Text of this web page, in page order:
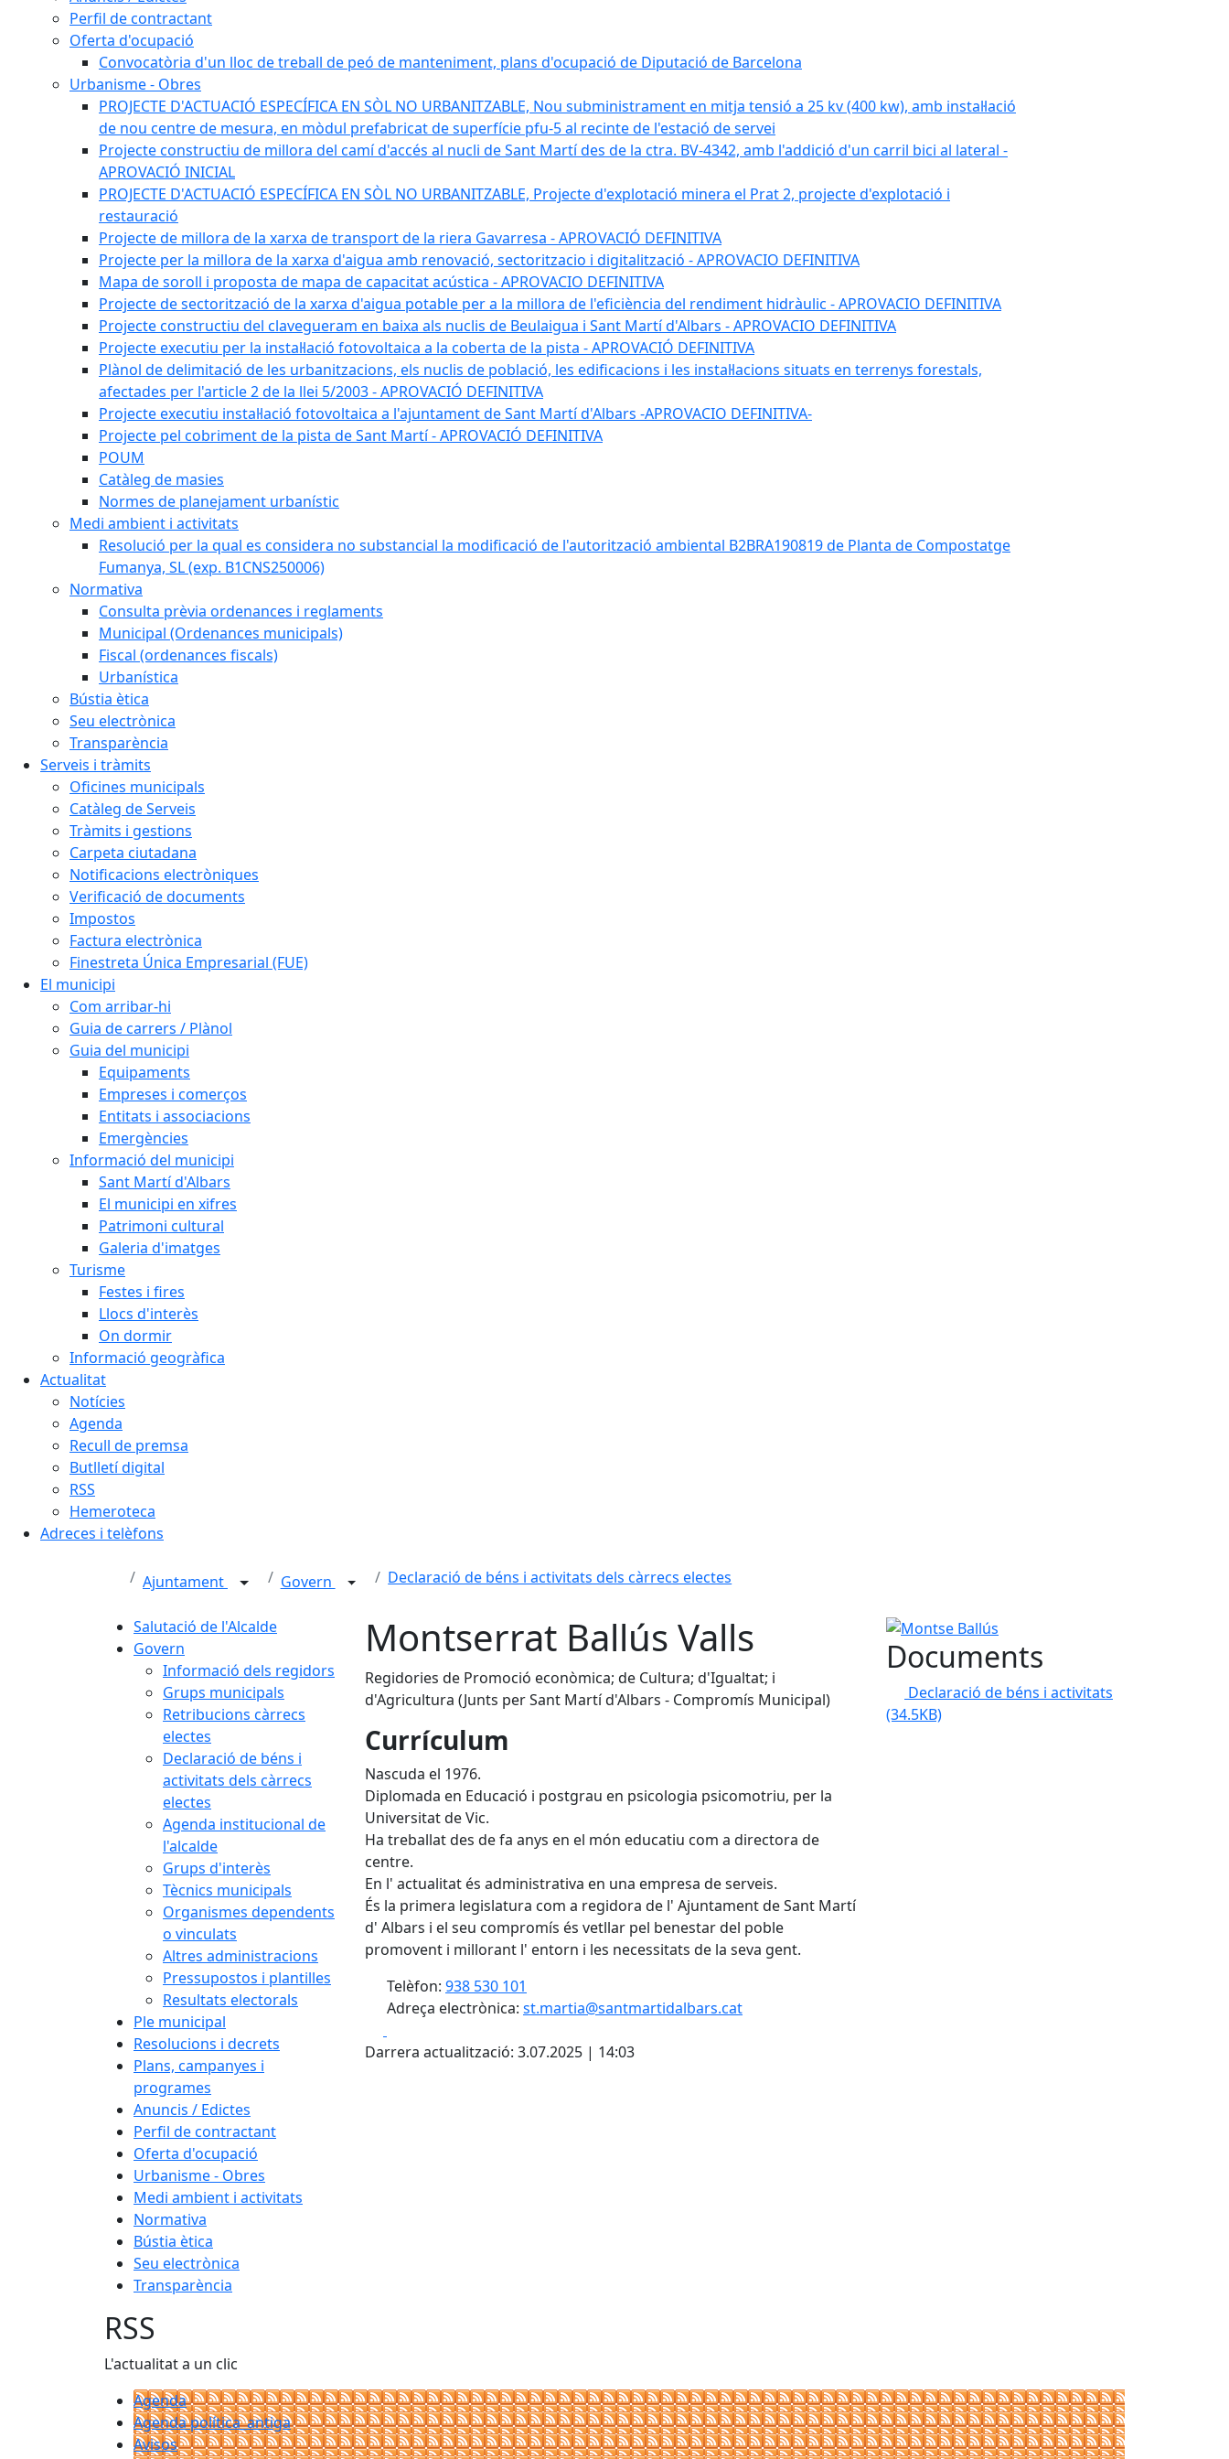
Perfil de contractant
Oferta d'ocupació
Convocatòria d'un lloc de treball de peó de manteniment, plans d'ocupació de Diputació de Barcelona
Urbanisme - Obres
PROJECTE D'ACTUACIÓ ESPECÍFICA EN SÒL NO URBANITZABLE, Nou subministrament en mitja tensió a 25 kv (400 kw), amb instal·lació
de nou centre de mesura, en mòdul prefabricat de superfície pfu-5 al recinte de l'estació de servei
Projecte constructiu de millora del camí d'accés al nucli de Sant Martí des de la ctra. BV-4342, amb l'addició d'un carril bici al lateral -
APROVACIÓ INICIAL
PROJECTE D'ACTUACIÓ ESPECÍFICA EN SÒL NO URBANITZABLE, Projecte d'explotació minera el Prat 2, projecte d'explotació i
restauració
Projecte de millora de la xarxa de transport de la riera Gavarresa - APROVACIÓ DEFINITIVA
Projecte per la millora de la xarxa d'aigua amb renovació, sectoritzacio i digitalització - APROVACIO DEFINITIVA
Mapa de soroll i proposta de mapa de capacitat acústica - APROVACIO DEFINITIVA
Projecte de sectorització de la xarxa d'aigua potable per a la millora de l'eficiència del rendiment hidràulic - APROVACIO DEFINITIVA
Projecte constructiu del clavegueram en baixa als nuclis de Beulaigua i Sant Martí d'Albars - APROVACIO DEFINITIVA
Projecte executiu per la instal·lació fotovoltaica a la coberta de la pista - APROVACIÓ DEFINITIVA
Plànol de delimitació de les urbanitzacions, els nuclis de població, les edificacions i les instal·lacions situats en terrenys forestals,
afectades per l'article 2 de la llei 5/2003 - APROVACIÓ DEFINITIVA
Projecte executiu instal·lació fotovoltaica a l'ajuntament de Sant Martí d'Albars -APROVACIO DEFINITIVA-
Projecte pel cobriment de la pista de Sant Martí - APROVACIÓ DEFINITIVA
POUM
Catàleg de masies
Normes de planejament urbanístic
Medi ambient i activitats
Resolució per la qual es considera no substancial la modificació de l'autorització ambiental B2BRA190819 de Planta de Compostatge
Fumanya, SL (exp. B1CNS250006)
Normativa
Consulta prèvia ordenances i reglaments
Municipal (Ordenances municipals)
Fiscal (ordenances fiscals)
Urbanística
Bústia ètica
Seu electrònica
Transparència
Serveis i tràmits
Oficines municipals
Catàleg de Serveis
Tràmits i gestions
Carpeta ciutadana
Notificacions electròniques
Verificació de documents
Impostos
Factura electrònica
Finestreta Única Empresarial (FUE)
El municipi
Com arribar-hi
Guia de carrers / Plànol
Guia del municipi
Equipaments
Empreses i comerços
Entitats i associacions
Emergències
Informació del municipi
Sant Martí d'Albars
El municipi en xifres
Patrimoni cultural
Galeria d'imatges
Turisme
Festes i fires
Llocs d'interès
On dormir
Informació geogràfica
Actualitat
Notícies
Agenda
Recull de premsa
Butlletí digital
RSS
Hemeroteca
Adreces i telèfons
Ajuntament Govern Declaració de béns i activitats dels càrrecs electes
Salutació de l'Alcalde
Govern
Informació dels regidors
Grups municipals
Retribucions càrrecs
electes
Declaració de béns i
activitats dels càrrecs
electes
Agenda institucional de
l'alcalde
Grups d'interès
Tècnics municipals
Organismes dependents
o vinculats
Altres administracions
Pressupostos i plantilles
Resultats electorals
Ple municipal
Resolucions i decrets
Plans, campanyes i
programes
Anuncis / Edictes
Perfil de contractant
Oferta d'ocupació
Urbanisme - Obres
Medi ambient i activitats
Normativa
Bústia ètica
Seu electrònica
Transparència
Montserrat Ballús Valls
Regidories de Promoció econòmica; de Cultura; d'Igualtat; i
d'Agricultura (Junts per Sant Martí d'Albars - Compromís Municipal)
Currículum
Nascuda el 1976.
Diplomada en Educació i postgrau en psicologia psicomotriu, per la
Universitat de Vic.
Ha treballat des de fa anys en el món educatiu com a directora de
centre.
En l' actualitat és administrativa en una empresa de serveis.
És la primera legislatura com a regidora de l' Ajuntament de Sant Martí
d' Albars i el seu compromís és vetllar pel benestar del poble
promovent i millorant l' entorn i les necessitats de la seva gent.
Telèfon: 938 530 101
Adreça electrònica: st.martia@santmartidalbars.cat
Darrera actualització: 3.07.2025 | 14:03
Montse Ballús
Documents
Declaració de béns i activitats
(34.5KB)
RSS
L'actualitat a un clic
Agenda
Agenda política_antiga
Avisos